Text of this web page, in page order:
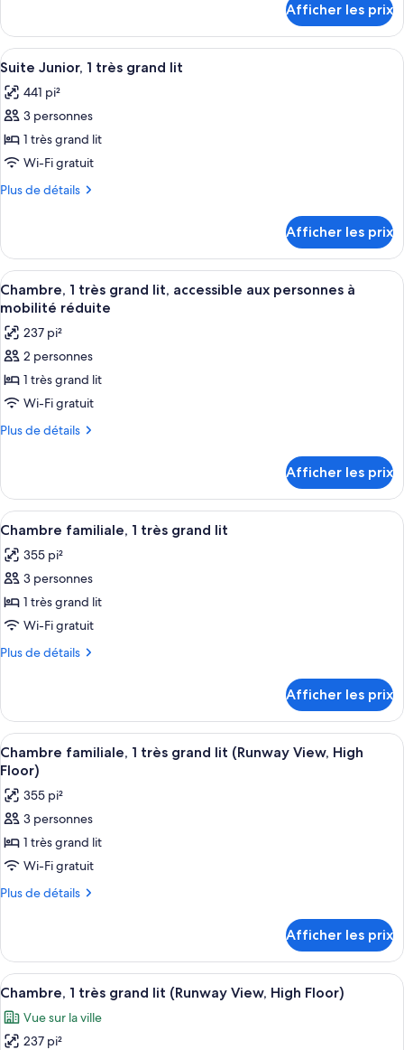
Chambre,
très
grand
lit
Chambre,
très
lit
Afficher les prix
Afficher
toutes
les
photos
pour
ce
type
Suite
Junior,
1
très
grand
lit
Une chambre d’hôtel avec un lit, un
6
Suite Junior, 1 très grand lit
441 pi²
3 personnes
1 très grand lit
Wi-Fi gratuit
Plus de détails
Plus
Suite
Junior,
1
très
lit
Afficher les prix
Afficher
toutes
les
photos
pour
ce
type
de
1
très
grand
lit,
accessible
aux
personnes
à
mobilité
Une chambre d’hôtel avec deux lits,
7
Chambre, 1 très grand lit, accessible aux personnes à
mobilité réduite
237 pi²
2 personnes
1 très grand lit
Wi-Fi gratuit
Plus de détails
Plus
Chambre,
très
lit,
accessible
personnes
à
réduite
Afficher les prix
Afficher
toutes
les
photos
pour
ce
type
Chambre
familiale,
1
très
grand
lit
Une chambre d’hôtel avec un grand
7
Chambre familiale, 1 très grand lit
355 pi²
3 personnes
1 très grand lit
Wi-Fi gratuit
Plus de détails
Plus
Chambre
familiale,
1
très
lit
Afficher les prix
Afficher
toutes
les
photos
pour
ce
type
de
familiale,
très
grand
lit
Une chambre d’hôtel avec un grand
9
Chambre familiale, 1 très grand lit (Runway View, High
Floor)
355 pi²
3 personnes
1 très grand lit
Wi-Fi gratuit
Plus de détails
Plus
Chambre
familiale,
1
grand
lit
Afficher les prix
Afficher
toutes
les
photos
Une chambre d’hôtel avec un
6
Chambre, 1 très grand lit (Runway View, High Floor)
Vue sur la ville
237 pi²